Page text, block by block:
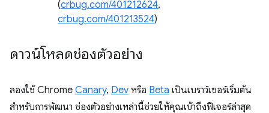
(crbug.com/401212624,
crbug.com/401213524)
ดาวน์โหลดช่องตัวอย่าง
ลองใช้ Chrome Canary, Dev หรือ Beta เป็นเบราว์เซอร์เริ่มต้น
สำหรับการพัฒนา ช่องตัวอย่างเหล่านี้ช่วยให้คุณเข้าถึงฟีเจอร์ล่าสุด